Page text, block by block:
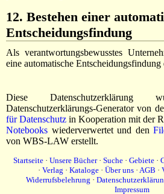
12. Bestehen einer
Entscheidungsfindung
Als verantwortungsbewusstes
eine automatische
Diese
Datenschutzerklärungs-Generator von
für Datenschutz in Kooperation mit der
Notebooks wiederverwertet und den
von WBS-LAW erstellt.
Startseite· Unsere Bücher· Suche· Gebiete·
· Verlag · Kataloge · Über uns · AGB ·
Widerrufsbelehrung ·
Impressum